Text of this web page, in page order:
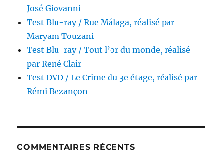
José Giovanni
Test Blu-ray / Rue Málaga, réalisé par
Maryam Touzani
Test Blu-ray / Tout l’or du monde, réalisé
par René Clair
Test DVD / Le Crime du 3e étage, réalisé par
Rémi Bezançon
COMMENTAIRES RÉCENTS